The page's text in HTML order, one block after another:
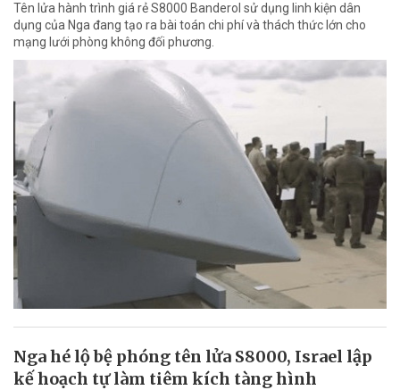
Tên lửa hành trình giá rẻ S8000 Banderol sử dụng linh kiện dân
dụng của Nga đang tạo ra bài toán chi phí và thách thức lớn cho
mạng lưới phòng không đối phương.
Nga hé lộ bệ phóng tên lửa S8000, Israel lập
kế hoạch tự làm tiêm kích tàng hình